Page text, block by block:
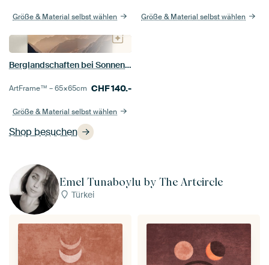
Shop besuchen
Größe & Material selbst wählen Größe & Material selbst wählen
Berglandschaften bei Sonnenuntergang – warme, neblige Landschaft
ArtFrame™ –65×65cm CHF140.-
Größe & Material selbst wählen
Emel Tunaboylu by The Artcircle
Türkei